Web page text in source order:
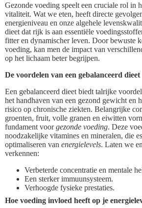
Gezonde voeding speelt een cruciale rol in
vitaliteit. Wat we eten, heeft directe
energieniveau en onze algehele
dieet dat rijk is aan essentiële
fitter en dynamischer leven. Door bewuste
voeding, kan men de impact van
op het lichaam beter begrijpen.
De voordelen van een gebalanceerd dieet
Een gebalanceerd dieet biedt talrijke
het handhaven van een gezond gewicht en
risico op chronische ziekten. Belangrijke
groenten, fruit, volle granen en eiwitten
fundament voorgezonde voeding. Deze
noodzakelijke vitamines en mineralen, die
optimaliseren van energielevels. Laten we
verkennen:
Verbeterde concentratie en mentale
Een sterker immuunsysteem.
Verhoogde fysieke prestaties.
Hoe voeding invloed heeft op je